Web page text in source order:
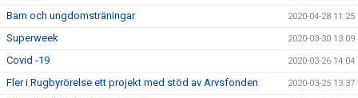
Barn och ungdomsträningar 2020-04-28 11:25
Superweek 2020-03-30 13:09
Covid -19 2020-03-26 14:04
Fler i Rugbyrörelse ett projekt med stöd av Arvsfonden 2020-03-25 13:37